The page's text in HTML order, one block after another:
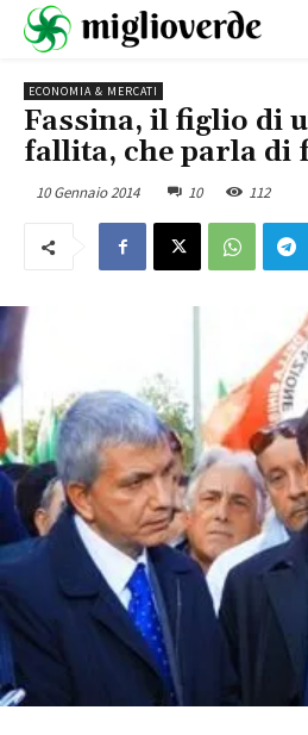
ECONOMIA & MERCATI
Fassina, il figlio di
fallita, che parla di
10 Gennaio 2014 10 112